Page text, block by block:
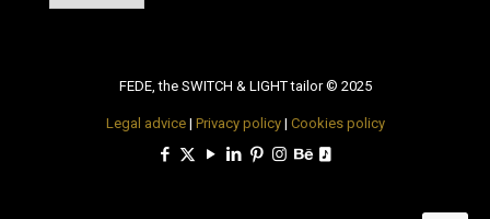
FEDE, the SWITCH & LIGHT tailor © 2025
Legal advice| Privacy policy| Cookies policy